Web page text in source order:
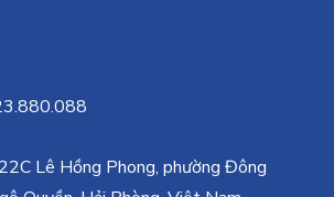
Lê Hồng Phong, phường Đông